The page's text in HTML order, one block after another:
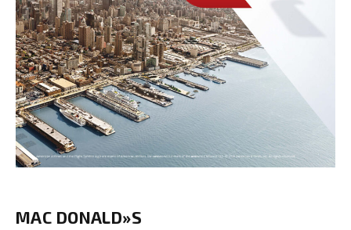
MAC DONALD»S